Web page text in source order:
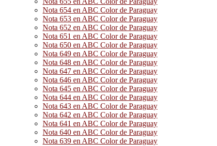
Nota 654 en ABC Color de Paraguay
Nota 653 en ABC Color de Paraguay
Nota 652 en ABC Color de Paraguay
Nota 651 en ABC Color de Paraguay
Nota 650 en ABC Color de Paraguay
Nota 649 en ABC Color de Paraguay
Nota 648 en ABC Color de Paraguay
Nota 647 en ABC Color de Paraguay
Nota 646 en ABC Color de Paraguay
Nota 645 en ABC Color de Paraguay
Nota 644 en ABC Color de Paraguay
Nota 643 en ABC Color de Paraguay
Nota 642 en ABC Color de Paraguay
Nota 641 en ABC Color de Paraguay
Nota 640 en ABC Color de Paraguay
Nota 639 en ABC Color de Paraguay